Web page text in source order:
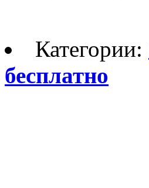
Категории:
бесплатно